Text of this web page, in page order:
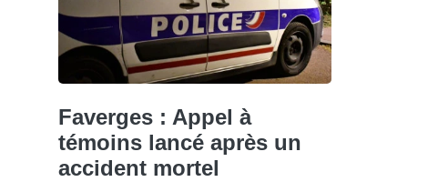
Faverges : Appel à
témoins lancé après un
accident mortel